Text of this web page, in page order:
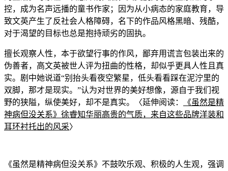
控，成为名声远播的童书作家；因为从小病态的家庭教育，导
致文英产生了反社会人格障碍，名下的作品风格黑暗、残酷，
对于渴望的目标也总是抱持顽劣的固执。
擅长观察人性，本于欲望行事的作风，鄙弃用谎言包装出来的
伪善者，高文英被世人评为扭曲的性格，却似乎更具人性且真
实。剧中她说道“别抬头看夜空繁星，低头看看踩在泥泞里的
双脚，那才是现实。”认为对世界的美好想像，源自于我们视
野的狭隘，纵使美好，却不是真实。〈延伸阅读：
《虽然是精
神病但没关系》徐睿知华丽高贵的气质，来自这些品牌洋装和
耳环衬托出的风采〉
《虽然是精神病但没关系》不鼓吹乐观、积极的人生观，强调